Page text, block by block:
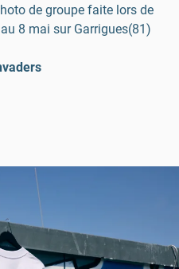
de groupe faite lors de
8 mai sur Garrigues(81)